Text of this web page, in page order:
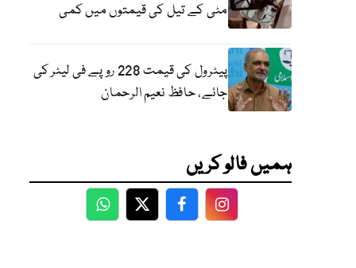
مٹی کے تیل کی قیمتوں میں کمی
پیٹرول کی قیمت 228 روپے فی لیٹر کی
جائے، حافظ نعیم الرحمان
ہمیں فالو کریں
WhatsApp
TwitterFacebookFacebook